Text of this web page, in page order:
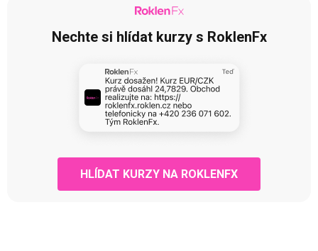
Nechte si hlídat kurzy s RoklenFx
HLÍDAT KURZY NA ROKLENFX